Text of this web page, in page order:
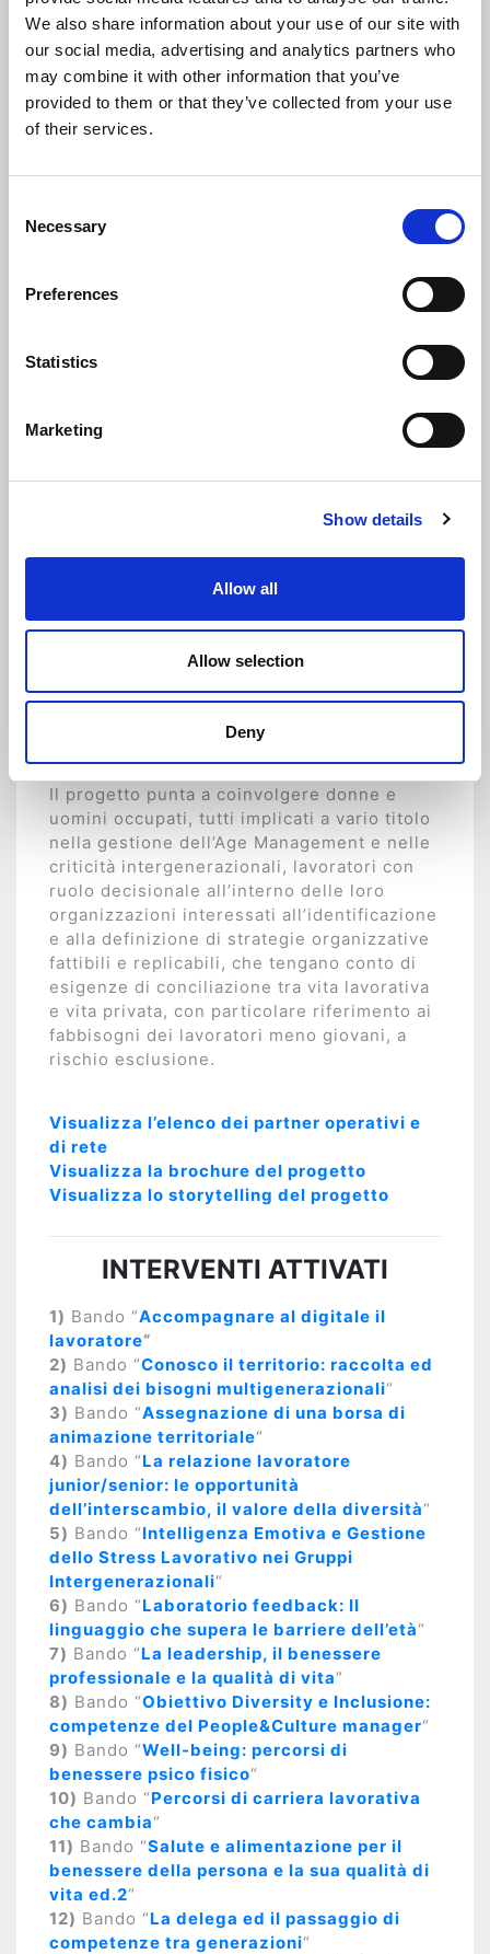
We also share information about your use of our site with
our social media, advertising and analytics partners who
may combine it with other information that you’ve
provided to them or that they’ve collected from your use
of their services.
Selection
Necessary
Preferences
Statistics
Marketing
Show details
Allow all
Allow selection
Deny
e abilità trasversali come la capacità di
adattamento e la resilienza, mentre nei
giovani la capacità di confrontarsi con
linguaggi e visioni intergenerazionali per
aumentare le contaminazioni, la
senso di appartenenza e di inclusione.
Obiettivi
criticità emergenti riconducibili al fattore
strategie di cambiamento attraverso
programmi di Age Management e iniziative
diverse generazioni presenti in un ambiente
Le iniziative progettate sono state
tematiche previste dal Bando:
– intergenerazionalità
cambiamenti
– armonizzazione vita lavorativa e vita
– transizione generazionale
Destinatari
Il progetto punta a coinvolgere donne e
uomini occupati, tutti implicati a vario titolo
nella gestione dell’Age Management e nelle
criticità intergenerazionali, lavoratori con
ruolo decisionale all’interno delle loro
organizzazioni interessati all’identificazione
e alla definizione di strategie organizzative
fattibili e replicabili, che tengano conto di
esigenze di conciliazione tra vita lavorativa
e vita privata, con particolare riferimento ai
fabbisogni dei lavoratori meno giovani, a
rischio esclusione.
Visualizza l’elenco dei partner operativi e
di rete
Visualizza la brochure del progetto
Visualizza lo storytelling del progetto
INTERVENTI ATTIVATI
1) Bando “Accompagnare al digitale il
lavoratore“
2) Bando “Conosco il territorio: raccolta ed
analisi dei bisogni multigenerazionali“
3) Bando “Assegnazione di una borsa di
animazione territoriale“
4) Bando “La relazione lavoratore
junior/senior: le opportunità
dell’interscambio, il valore della diversità“
5) Bando “Intelligenza Emotiva e Gestione
dello Stress Lavorativo nei Gruppi
Intergenerazionali“
6) Bando “Laboratorio feedback: Il
linguaggio che supera le barriere dell’età“
7) Bando “La leadership, il benessere
professionale e la qualità di vita“
8) Bando “Obiettivo Diversity e Inclusione:
competenze del People&Culture manager“
9) Bando “Well-being: percorsi di
benessere psico fisico“
10) Bando “Percorsi di carriera lavorativa
che cambia“
11) Bando “Salute e alimentazione per il
benessere della persona e la sua qualità di
vita ed.2“
12) Bando “La delega ed il passaggio di
competenze tra generazioni“